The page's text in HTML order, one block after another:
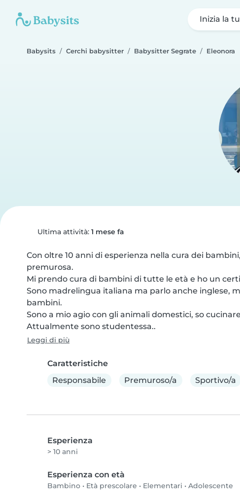
Inizia la
Babysits Cerchi babysitter Babysitter Segrate Eleonora
Ultima attività: 1 mese fa
Con oltre 10 anni di esperienza nella cura dei
premurosa.
Mi prendo cura di bambini di tutte le età e ho un
Sono madrelingua italiana ma parlo anche inglese,
bambini.
Sono a mio agio con gli animali domestici, so
Attualmente sono studentessa..
Leggi di più
Caratteristiche
Responsabile
Premuroso/a Sportivo/a
Esperienza
> 10 anni
Esperienza con età
Bambino • Età prescolare • Elementari • Adolescente